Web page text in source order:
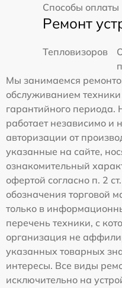
Способы оплаты
Ремонт
Тепловизоров
Мы занимаемся
обслуживанием
гарантийного периода.
работает независимо и
авторизации от
указанные на сайте,
ознакомительный
офертой согласно п. 2
обозначения торговой
только в
перечень техники, с
организация не
указанных товарных
интересы. Все виды
исключительно на